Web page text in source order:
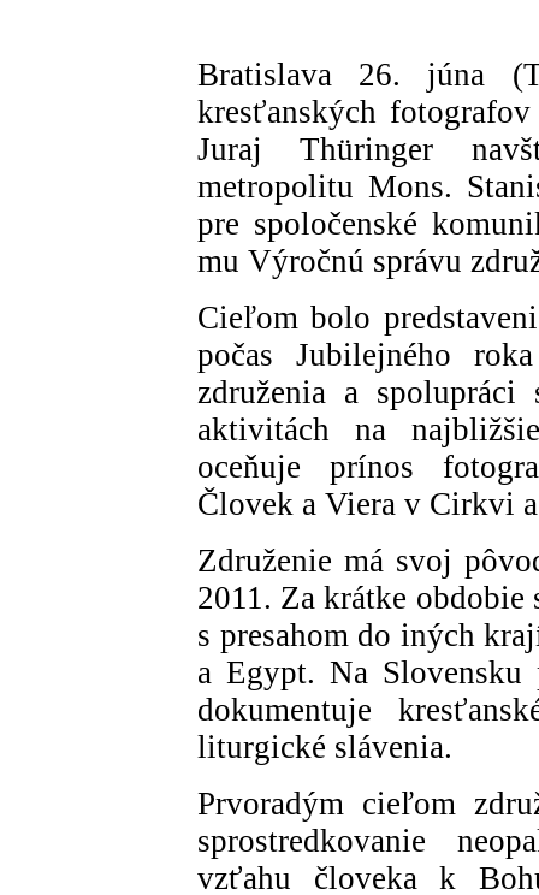
Bratislava 26. júna
kresťanských
Juraj Thüringer
metropolitu Mons.
pre spoločenské
mu Výročnú správu
Cieľom bolo
počas Jubilejného
združenia a
aktivitách na
oceňuje prínos
Človek a Viera v Cirkvi
Združenie má svoj
2011. Za krátke obdobie
s presahom do iných
a Egypt. Na
dokumentuje
liturgické slávenia.
Prvoradým cieľom
sprostredkovanie
vzťahu človeka k